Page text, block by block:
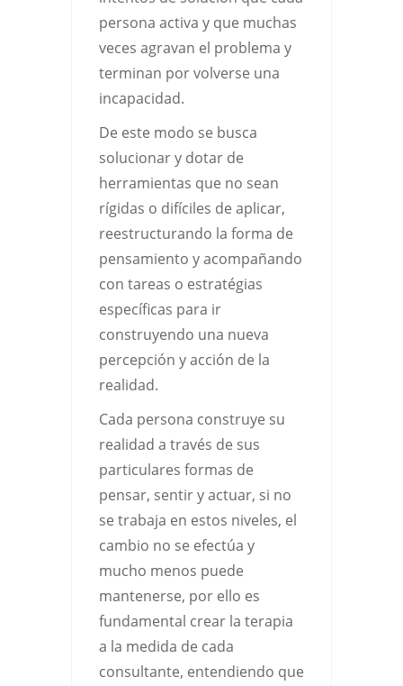
persona activa y que muchas
veces agravan el problema y
terminan por volverse una
incapacidad.
De este modo se busca
solucionar y dotar de
herramientas que no sean
rígidas o difíciles de aplicar,
reestructurando la forma de
pensamiento y acompañando
con tareas o estratégias
específicas para ir
construyendo una nueva
percepción y acción de la
realidad.
Cada persona construye su
realidad a través de sus
particulares formas de
pensar, sentir y actuar, si no
se trabaja en estos niveles, el
cambio no se efectúa y
mucho menos puede
mantenerse, por ello es
fundamental crear la terapia
a la medida de cada
consultante, entendiendo que